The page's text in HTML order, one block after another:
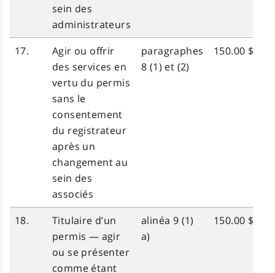
sein des
administrateurs
17.
Agir ou offrir
des services en
vertu du permis
sans le
consentement
du registrateur
après un
changement au
sein des
associés
paragraphes
8 (1) et (2)
150.00 $
18.
Titulaire d’un
permis — agir
ou se présenter
comme étant
alinéa 9 (1)
a)
150.00 $